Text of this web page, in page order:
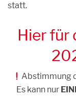
statt.
Hier für
Abstimmung
Es kann nur